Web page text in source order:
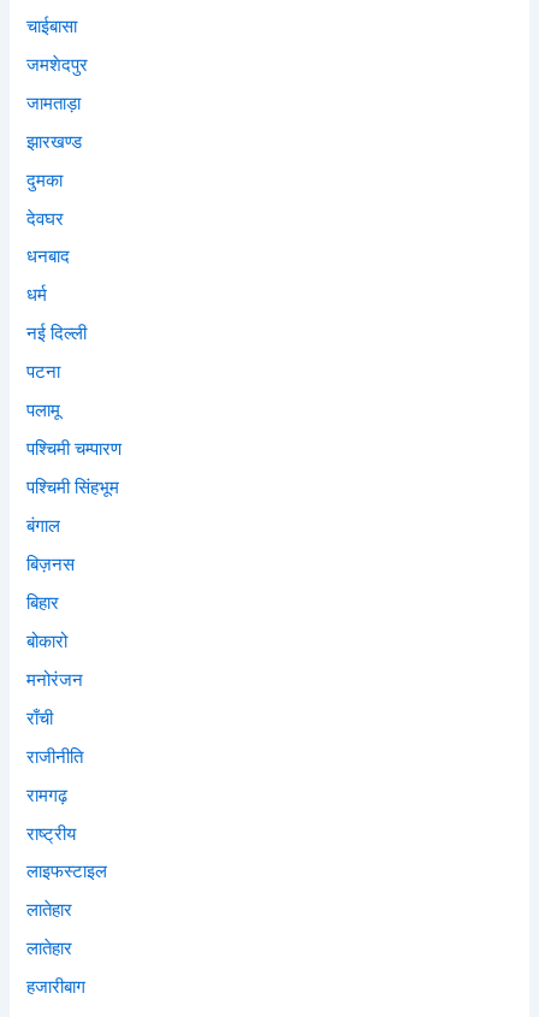
चाईबासा
जमशेदपुर
जामताड़ा
झारखण्ड
दुमका
देवघर
धनबाद
धर्म
नई दिल्ली
पटना
पलामू
पश्चिमी चम्पारण
पश्चिमी सिंहभूम
बंगाल
बिज़नस
बिहार
बोकारो
मनोरंजन
राँची
राजीनीति
रामगढ़
राष्ट्रीय
लाइफस्टाइल
लातेहार
लातेहार
हजारीबाग